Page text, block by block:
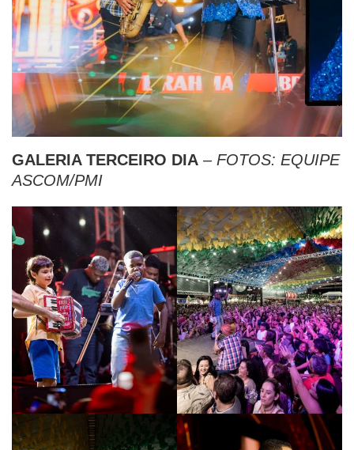
GALERIA TERCEIRO DIA – FOTOS: EQUIPE
ASCOM/PMI